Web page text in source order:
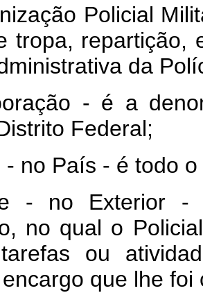
Policial
tropa, repartição,
da
- é a
Federal;
- no País - é todo
- no Exterior -
no qual o
ou
que lhe foi